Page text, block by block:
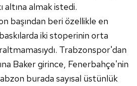
altına almak istedi.
başından beri özellikle en
iki stoperinin orta
Trabzonspor'dan
Baker girince, Fenerbahçe'nin
burada sayısal üstünlük